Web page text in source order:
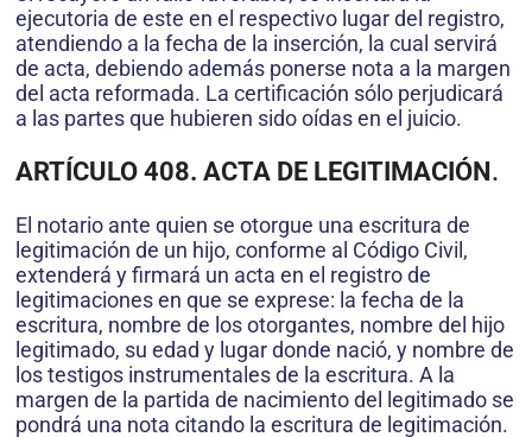
ejecutoria de este en el respectivo lugar del registro,
atendiendo a la fecha de la inserción, la cual servirá
de acta, debiendo además ponerse nota a la margen
del acta reformada. La certificación sólo perjudicará
a las partes que hubieren sido oídas en el juicio.
ARTÍCULO 408. ACTA DE LEGITIMACIÓN.
El notario ante quien se otorgue una escritura de
legitimación de un hijo, conforme al Código Civil,
extenderá y firmará un acta en el registro de
legitimaciones en que se exprese: la fecha de la
escritura, nombre de los otorgantes, nombre del hijo
legitimado, su edad y lugar donde nació, y nombre de
los testigos instrumentales de la escritura. A la
margen de la partida de nacimiento del legitimado se
pondrá una nota citando la escritura de legitimación.